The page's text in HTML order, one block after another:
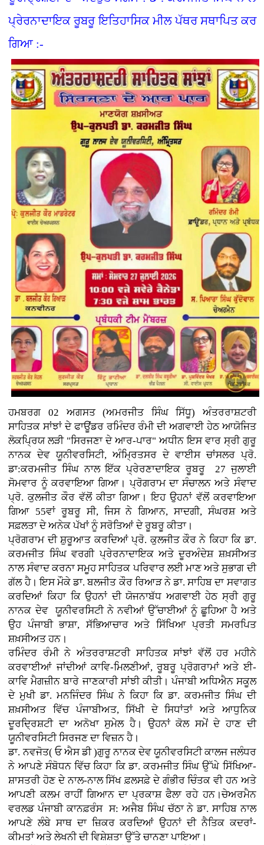
ਪ੍ਰੇਰਨਾਦਾਇਕ ਰੂਬਰੂ ਇਤਿਹਾਸਿਕ ਮੀਲ ਪੱਥਰ ਸਥਾਪਿਤ ਕਰ
ਗਿਆ :-
ਹਮਬਰਗ 02 ਅਗਸਤ (ਅਮਰਜੀਤ ਸਿੰਘ ਸਿੱਧੂ) ਅੰਤਰਰਾਸ਼ਟਰੀ
ਸਾਹਿਤਕ ਸਾਂਝਾਂ ਦੇ ਫਾਊਂਡਰ ਰਮਿੰਦਰ ਰੰਮੀ ਦੀ ਅਗਵਾਈ ਹੇਠ ਆਯੋਜਿਤ
ਲੋਕਪ੍ਰਿਯ ਲੜੀ "ਸਿਰਜਣਾ ਦੇ ਆਰ-ਪਾਰ" ਅਧੀਨ ਇਸ ਵਾਰ ਸ੍ਰੀ ਗੁਰੂ
ਨਾਨਕ ਦੇਵ ਯੂਨੀਵਰਸਿਟੀ, ਅੰਮ੍ਰਿਤਸਰ ਦੇ ਵਾਈਸ ਚਾਂਸਲਰ ਪ੍ਰੋ.
ਡਾ:ਕਰਮਜੀਤ ਸਿੰਘ ਨਾਲ ਇੱਕ ਪ੍ਰੇਰਣਾਦਾਇਕ ਰੂਬਰੂ 27 ਜੁਲਾਈ
ਸੋਮਵਾਰ ਨੂੰ ਕਰਵਾਇਆ ਗਿਆ। ਪ੍ਰੋਗਰਾਮ ਦਾ ਸੰਚਾਲਨ ਅਤੇ ਸੰਵਾਦ
ਪ੍ਰੋ. ਕੁਲਜੀਤ ਕੌਰ ਵੱਲੋਂ ਕੀਤਾ ਗਿਆ। ਇਹ ਉਹਨਾਂ ਵੱਲੋਂ ਕਰਵਾਇਆ
ਗਿਆ 55ਵਾਂ ਰੂਬਰੂ ਸੀ, ਜਿਸ ਨੇ ਗਿਆਨ, ਸਾਦਗੀ, ਸੰਘਰਸ਼ ਅਤੇ
ਸਫ਼ਲਤਾ ਦੇ ਅਨੇਕ ਪੱਖਾਂ ਨੂੰ ਸਰੋਤਿਆਂ ਦੇ ਰੂਬਰੂ ਕੀਤਾ।
ਪ੍ਰੋਗਰਾਮ ਦੀ ਸ਼ੁਰੂਆਤ ਕਰਦਿਆਂ ਪ੍ਰੋ. ਕੁਲਜੀਤ ਕੌਰ ਨੇ ਕਿਹਾ ਕਿ ਡਾ.
ਕਰਮਜੀਤ ਸਿੰਘ ਵਰਗੀ ਪ੍ਰੇਰਨਾਦਾਇਕ ਅਤੇ ਦੂਰਅੰਦੇਸ਼ ਸ਼ਖ਼ਸੀਅਤ
ਨਾਲ ਸੰਵਾਦ ਕਰਨਾ ਸਮੂਹ ਸਾਹਿਤਕ ਪਰਿਵਾਰ ਲਈ ਮਾਣ ਅਤੇ ਸੁਭਾਗ ਦੀ
ਗੱਲ ਹੈ। ਇਸ ਮੌਕੇ ਡਾ. ਬਲਜੀਤ ਕੌਰ ਰਿਆੜ ਨੇ ਡਾ. ਸਾਹਿਬ ਦਾ ਸਵਾਗਤ
ਕਰਦਿਆਂ ਕਿਹਾ ਕਿ ਉਹਨਾਂ ਦੀ ਯੋਜਨਾਬੱਧ ਅਗਵਾਈ ਹੇਠ ਸ੍ਰੀ ਗੁਰੂ
ਨਾਨਕ ਦੇਵ ਯੂਨੀਵਰਸਿਟੀ ਨੇ ਨਵੀਆਂ ਉੱਚਾਈਆਂ ਨੂੰ ਛੂਹਿਆ ਹੈ ਅਤੇ
ਉਹ ਪੰਜਾਬੀ ਭਾਸ਼ਾ, ਸੱਭਿਆਚਾਰ ਅਤੇ ਸਿੱਖਿਆ ਪ੍ਰਤੀ ਸਮਰਪਿਤ
ਸ਼ਖ਼ਸੀਅਤ ਹਨ।
ਰਮਿੰਦਰ ਰੰਮੀ ਨੇ ਅੰਤਰਰਾਸ਼ਟਰੀ ਸਾਹਿਤਕ ਸਾਂਝਾਂ ਵੱਲੋਂ ਹਰ ਮਹੀਨੇ
ਕਰਵਾਈਆਂ ਜਾਂਦੀਆਂ ਕਾਵਿ-ਮਿਲਣੀਆਂ, ਰੂਬਰੂ ਪ੍ਰੋਗਰਾਮਾਂ ਅਤੇ ਈ-
ਕਾਵਿ ਮੈਗਜ਼ੀਨ ਬਾਰੇ ਜਾਣਕਾਰੀ ਸਾਂਝੀ ਕੀਤੀ। ਪੰਜਾਬੀ ਅਧਿਐਨ ਸਕੂਲ
ਦੇ ਮੁਖੀ ਡਾ. ਮਨਜਿੰਦਰ ਸਿੰਘ ਨੇ ਕਿਹਾ ਕਿ ਡਾ. ਕਰਮਜੀਤ ਸਿੰਘ ਦੀ
ਸ਼ਖ਼ਸੀਅਤ ਵਿੱਚ ਪੰਜਾਬੀਅਤ, ਸਿੱਖੀ ਦੇ ਸਿਧਾਂਤਾਂ ਅਤੇ ਆਧੁਨਿਕ
ਦੂਰਦ੍ਰਿਸ਼ਟੀ ਦਾ ਅਨੋਖਾ ਸੁਮੇਲ ਹੈ। ਉਹਨਾਂ ਕੋਲ ਸਮੇਂ ਦੇ ਹਾਣ ਦੀ
ਯੂਨੀਵਰਸਿਟੀ ਸਿਰਜਣ ਦਾ ਵਿਜ਼ਨ ਹੈ।
ਡਾ. ਨਵਜੋਤ( ਓ ਐਸ ਡੀ )ਗੁਰੂ ਨਾਨਕ ਦੇਵ ਯੂਨੀਵਰਸਿਟੀ ਕਾਲਜ ਜਲੰਧਰ
ਨੇ ਆਪਣੇ ਸੰਬੋਧਨ ਵਿੱਚ ਕਿਹਾ ਕਿ ਡਾ. ਕਰਮਜੀਤ ਸਿੰਘ ਉੱਘੇ ਸਿੱਖਿਆ-
ਸ਼ਾਸਤਰੀ ਹੋਣ ਦੇ ਨਾਲ-ਨਾਲ ਸਿੱਖ ਫ਼ਲਸਫ਼ੇ ਦੇ ਗੰਭੀਰ ਚਿੰਤਕ ਵੀ ਹਨ ਅਤੇ
ਆਪਣੀ ਕਲਮ ਰਾਹੀਂ ਗਿਆਨ ਦਾ ਪ੍ਰਕਾਸ਼ ਫੈਲਾ ਰਹੇ ਹਨ।ਚੇਅਰਮੈਨ
ਵਰਲਡ ਪੰਜਾਬੀ ਕਾਨਫ਼ਰੰਸ ਸ: ਅਜੈਬ ਸਿੰਘ ਚੱਠਾ ਨੇ ਡਾ. ਸਾਹਿਬ ਨਾਲ
ਆਪਣੇ ਲੰਬੇ ਸਾਥ ਦਾ ਜ਼ਿਕਰ ਕਰਦਿਆਂ ਉਹਨਾਂ ਦੀ ਨੈਤਿਕ ਕਦਰਾਂ-
ਕੀਮਤਾਂ ਅਤੇ ਲੇਖਨੀ ਦੀ ਵਿਸ਼ੇਸ਼ਤਾ ਉੱਤੇ ਚਾਨਣਾ ਪਾਇਆ।